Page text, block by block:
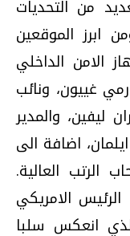
من التحديات
ابرز الموقعين
الامن الداخلي
غييون، ونائب
ليفين، والمدير
اضافة الى
الرتب العالية.
الامريكي
انعكس سلبا